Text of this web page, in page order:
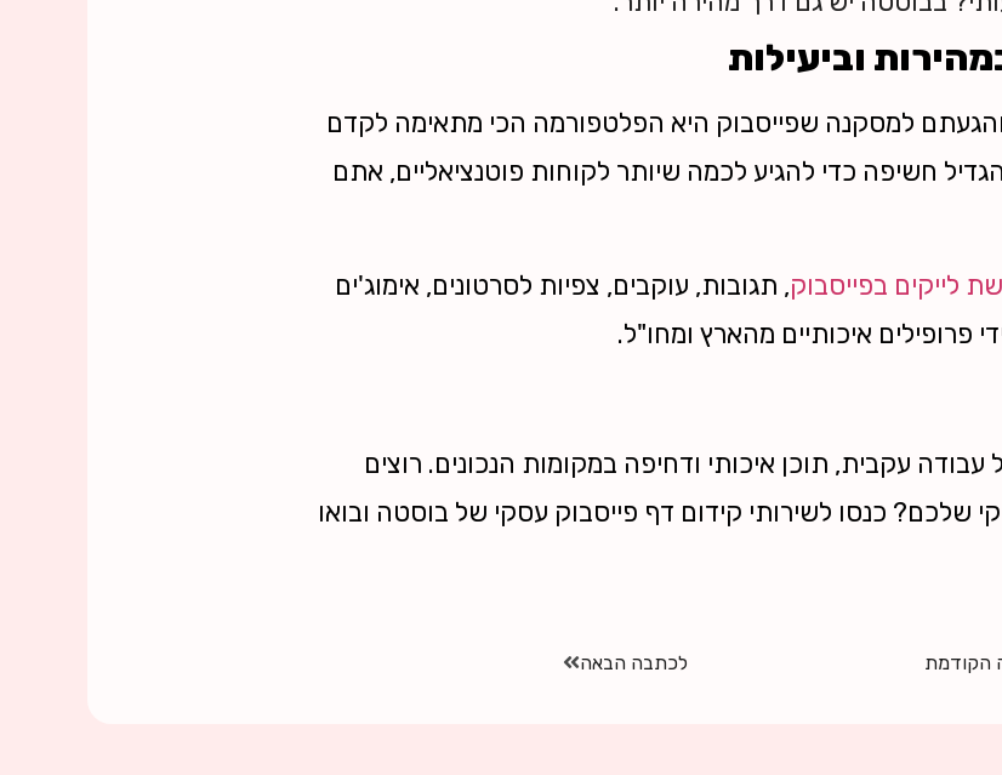
וביעילות
למסקנה שפייסבוק היא הפלטפורמה הכי מתאימה לקדם
חשיפה כדי להגיע לכמה שיותר לקוחות פוטנציאליים, אתם
לייקים בפייסבוק, תגובות, עוקבים, צפיות לסרטונים, אימוג'ים
פרופילים איכותיים מהארץ ומחו"ל.
עקבית, תוכן איכותי ודחיפה במקומות הנכונים. רוצים
כנסו לשירותי קידום דף פייסבוק עסקי של בוסטה ובואו
הקודמת לכתבה הבאה